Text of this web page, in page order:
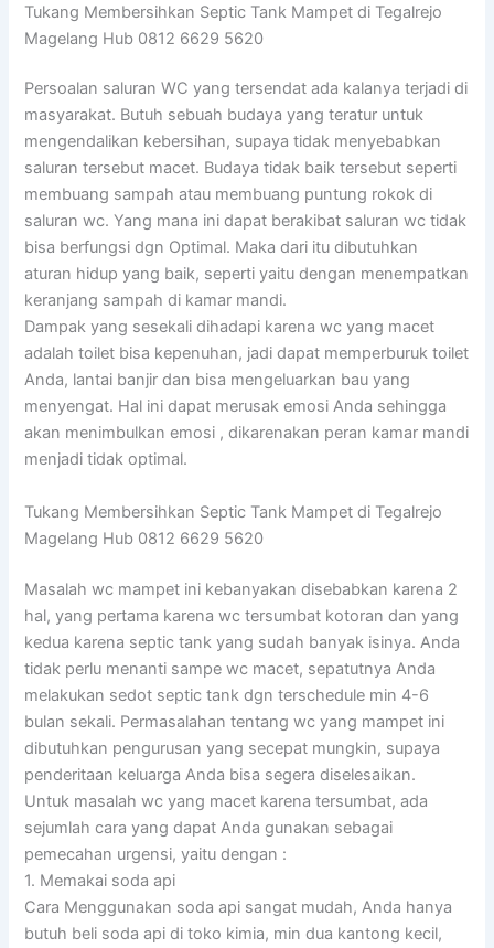
Tukang Membersihkan Septic Tank Mampet di Tegalrejo
Magelang Hub 0812 6629 5620
Persoalan saluran WC yang tersendat ada kalanya terjadi di
masyarakat. Butuh sebuah budaya yang teratur untuk
mengendalikan kebersihan, supaya tidak menyebabkan
saluran tersebut macet. Budaya tidak baik tersebut seperti
membuang sampah atau membuang puntung rokok di
saluran wc. Yang mana ini dapat berakibat saluran wc tidak
bisa berfungsi dgn Optimal. Maka dari itu dibutuhkan
aturan hidup yang baik, seperti yaitu dengan menempatkan
keranjang sampah di kamar mandi.
Dampak yang sesekali dihadapi karena wc yang macet
adalah toilet bisa kepenuhan, jadi dapat memperburuk toilet
Anda, lantai banjir dan bisa mengeluarkan bau yang
menyengat. Hal ini dapat merusak emosi Anda sehingga
akan menimbulkan emosi , dikarenakan peran kamar mandi
menjadi tidak optimal.
Tukang Membersihkan Septic Tank Mampet di Tegalrejo
Magelang Hub 0812 6629 5620
Masalah wc mampet ini kebanyakan disebabkan karena 2
hal, yang pertama karena wc tersumbat kotoran dan yang
kedua karena septic tank yang sudah banyak isinya. Anda
tidak perlu menanti sampe wc macet, sepatutnya Anda
melakukan sedot septic tank dgn terschedule min 4-6
bulan sekali. Permasalahan tentang wc yang mampet ini
dibutuhkan pengurusan yang secepat mungkin, supaya
penderitaan keluarga Anda bisa segera diselesaikan.
Untuk masalah wc yang macet karena tersumbat, ada
sejumlah cara yang dapat Anda gunakan sebagai
pemecahan urgensi, yaitu dengan :
1. Memakai soda api
Cara Menggunakan soda api sangat mudah, Anda hanya
butuh beli soda api di toko kimia, min dua kantong kecil,